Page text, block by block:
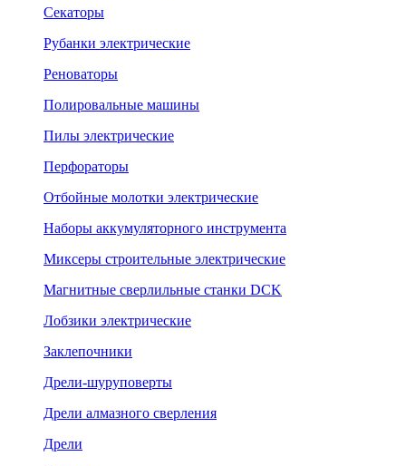
Секаторы
Рубанки электрические
Реноваторы
Полировальные машины
Пилы электрические
Перфораторы
Отбойные молотки электрические
Наборы аккумуляторного инструмента
Миксеры строительные электрические
Магнитные сверлильные станки DCK
Лобзики электрические
Заклепочники
Дрели-шуруповерты
Дрели алмазного сверления
Дрели